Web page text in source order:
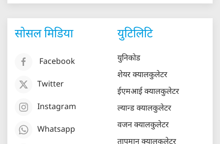
सोसल मिडिया
Facebook
Twitter
Instagram
Whatsapp
युटिलिटि
युनिकोड
शेयर क्यालकुलेटर
ईएमआई क्यालकुलेटर
ल्यान्ड क्यालकुलेटर
वजन क्यालकुलेटर